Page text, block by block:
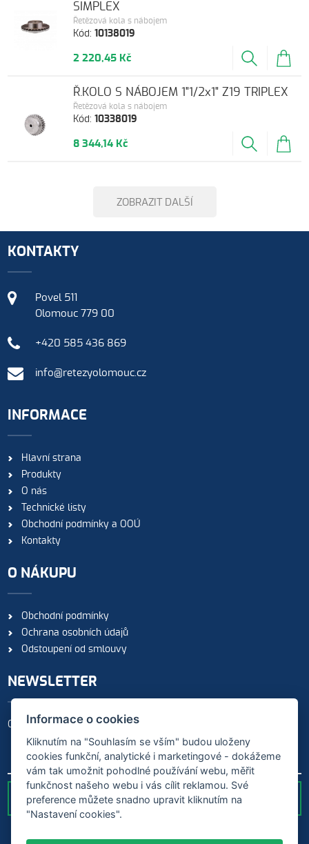
Kód:10138019
Řetězová kola s nábojem
SIMPLEX
2 220,45 Kč
Kód:10338019
Řetězová kola s nábojem
Ř.KOLO S NÁBOJEM 1"1/2x1" Z19 TRIPLEX
8 344,14 Kč
ZOBRAZIT DALŠÍ
KONTAKTY
Povel 511
Olomouc 779 00
+420 585 436 869
info@retezyolomouc.cz
INFORMACE
Hlavní strana
Produkty
O nás
Technické listy
Obchodní podmínky a OOÚ
Kontakty
O NÁKUPU
Obchodní podmínky
Ochrana osobních údajů
Odstoupení od smlouvy
NEWSLETTER
Odebírejte naše novinky
ODESLAT
Informace o cookies
Kliknutím na "Souhlasím se vším" budou uloženy
cookies funkční, analytické i marketingové - dokážeme
vám tak umožnit pohodlné používání webu, měřit
funkčnost našeho webu i vás cílit reklamou. Své
preference můžete snadno upravit kliknutím na
"Nastavení cookies".